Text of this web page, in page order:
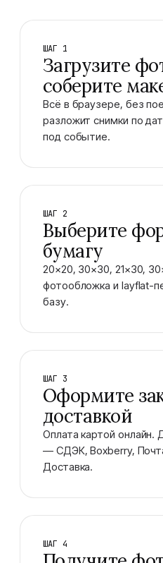
ШАГ 1
Загрузите
соберите
Всё в браузере, без
разложит снимки по
под событие.
ШАГ 2
Выберите
бумагу
20×20, 30×30, 21×30,
фотообложка и layflat-
базу.
ШАГ 3
Оформите
доставкой
Оплата картой онлайн.
— СДЭК, Boxberry,
Доставка.
ШАГ 4